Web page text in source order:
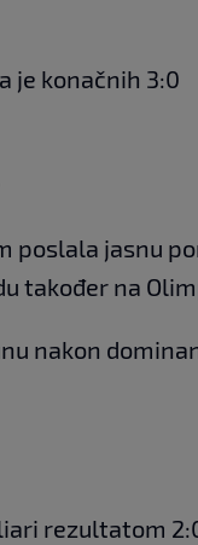
je konačnih 3:0
poslala jasnu
također na
nakon
rezultatom